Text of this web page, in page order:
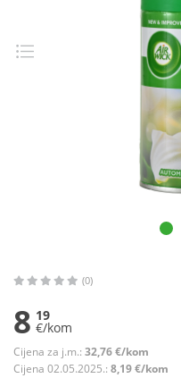
(0)
8 19
€/kom
Cijena za j.m.: 32,76 €/kom
Cijena 02.05.2025.: 8,19 €/kom